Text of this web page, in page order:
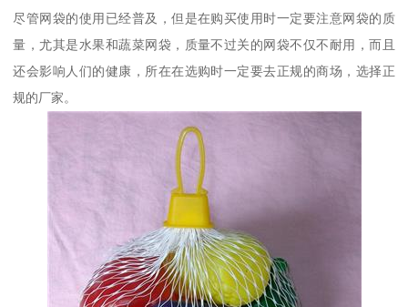
尽管网袋的使用已经普及，但是在购买使用时一定要注意网袋的质
量，尤其是水果和蔬菜网袋，质量不过关的网袋不仅不耐用，而且
还会影响人们的健康，所在在选购时一定要去正规的商场，选择正
规的厂家。